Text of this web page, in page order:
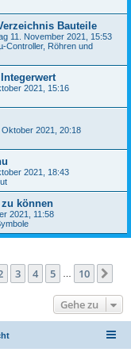
Bauteile
11. November 2021, 15:53
Controller, Röhren und
2021, 15:16
Oktober 2021, 20:18
2021, 18:43
können
2021, 11:58
von 10
3 4 5 10
Gehe zu